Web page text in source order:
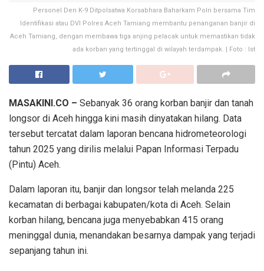
Personel Den K-9 Ditpolsatwa Korsabhara Baharkam Polri bersama Tim
Identifikasi atau DVI Polres Aceh Tamiang membantu penanganan banjir di
Aceh Tamiang, dengan membawa tiga anjing pelacak untuk memastikan tidak
ada korban yang tertinggal di wilayah terdampak. | Foto : Ist
MASAKINI.CO – Sebanyak 36 orang korban banjir dan tanah
longsor di Aceh hingga kini masih dinyatakan hilang. Data
tersebut tercatat dalam laporan bencana hidrometeorologi
tahun 2025 yang dirilis melalui Papan Informasi Terpadu
(Pintu) Aceh.
Dalam laporan itu, banjir dan longsor telah melanda 225
kecamatan di berbagai kabupaten/kota di Aceh. Selain
korban hilang, bencana juga menyebabkan 415 orang
meninggal dunia, menandakan besarnya dampak yang terjadi
sepanjang tahun ini.